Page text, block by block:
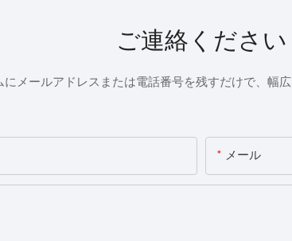
ご連絡ください
にメールアドレスまたは電話番号を残すだけで、幅
メール